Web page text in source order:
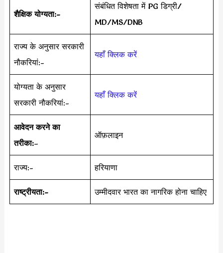
शैक्षिक योग्यता:-
संबंधित विशेषता में PG डिग्री/
MD/MS/DNB
राज्य के अनुसार सरकारी
नौकरियां:-
यहाँ क्लिक करें
योग्यता के अनुसार
सरकारी नौकरियां:-
यहाँ क्लिक करें
आवेदन करने का
तरीका:–
ऑफ़लाइन
राज्य:- हरियाणा
राष्ट्रीयता:- उम्मीदवार भारत का नागरिक होना चाहिए